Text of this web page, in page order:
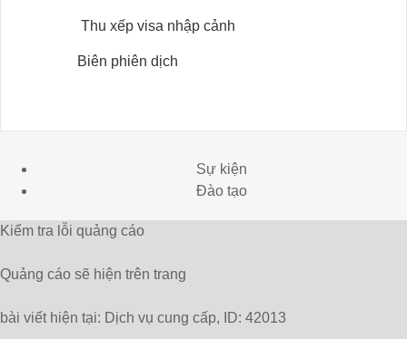
Thu xếp visa nhập cảnh
Biên phiên dịch
Sự kiện
Đào tạo
Kiểm tra lỗi quảng cáo
Quảng cáo sẽ hiện trên trang
bài viết hiện tại: Dịch vụ cung cấp, ID: 42013